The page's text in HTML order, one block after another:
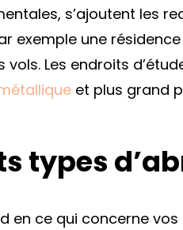
s’ajoutent les
exemple une
Les endroits
et plus grand
types
en ce qui concerne